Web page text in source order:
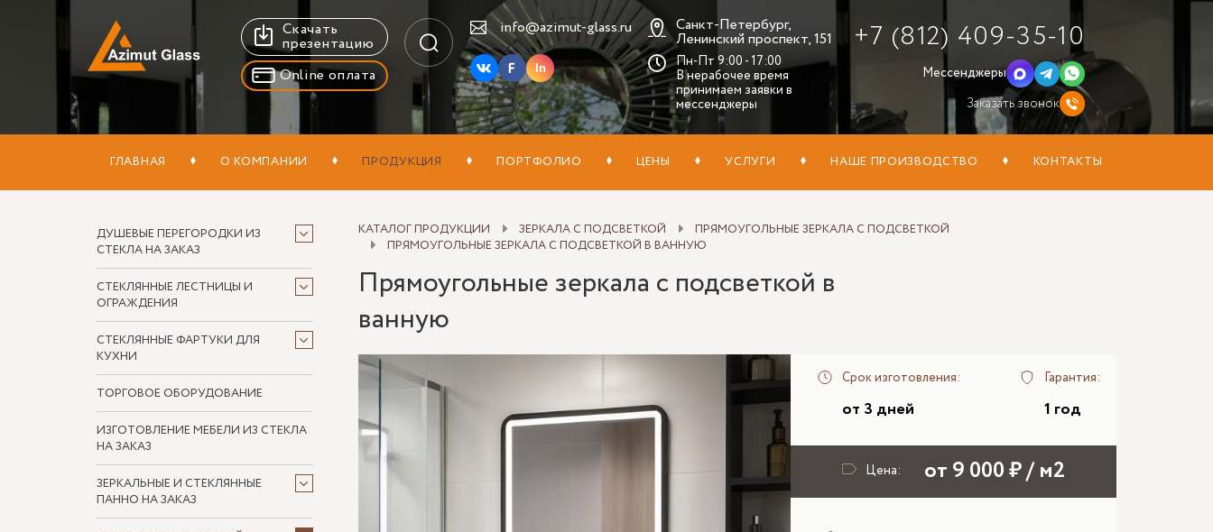
Скачать
презентацию
Online оплата
info@azimut-glass.ru
In
Санкт-Петербург,
Ленинский проспект, 151
Пн-Пт 9:00 - 17:00
В нерабочее время
принимаем заявки в
мессенджеры
+7 (812) 409-35-10
Мессенджеры
Заказать звонок
ГЛАВНАЯ О КОМПАНИИ ПРОДУКЦИЯ ПОРТФОЛИО ЦЕНЫ УСЛУГИ НАШЕ ПРОИЗВОДСТВО КОНТАКТЫ
ДУШЕВЫЕ ПЕРЕГОРОДКИ ИЗ
СТЕКЛА НА ЗАКАЗ
СТЕКЛЯННЫЕ ЛЕСТНИЦЫ И
ОГРАЖДЕНИЯ
СТЕКЛЯННЫЕ ФАРТУКИ ДЛЯ
КУХНИ
ТОРГОВОЕ ОБОРУДОВАНИЕ
ИЗГОТОВЛЕНИЕ МЕБЕЛИ ИЗ СТЕКЛА
НА ЗАКАЗ
ЗЕРКАЛЬНЫЕ И СТЕКЛЯННЫЕ
ПАННО НА ЗАКАЗ
КАТАЛОГ ПРОДУКЦИИ ЗЕРКАЛА С ПОДСВЕТКОЙ
ПРЯМОУГОЛЬНЫЕ ЗЕРКАЛА С ПОДСВЕТКОЙ
ПРЯМОУГОЛЬНЫЕ ЗЕРКАЛА С ПОДСВЕТКОЙ В ВАННУЮ
Прямоугольные зеркала с подсветкой в
ванную
Срок изготовления:
от 3 дней
Гарантия:
1 год
Цена: от 9 000 ₽ / м2